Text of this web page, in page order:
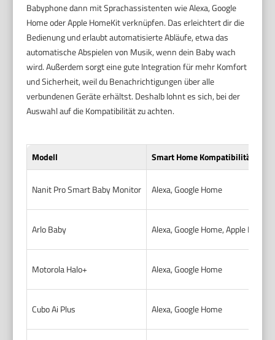
Babyphone dann mit Sprachassistenten wie Alexa, Google
Home oder Apple HomeKit verknüpfen. Das erleichtert dir die
Bedienung und erlaubt automatisierte Abläufe, etwa das
automatische Abspielen von Musik, wenn dein Baby wach
wird. Außerdem sorgt eine gute Integration für mehr Komfort
und Sicherheit, weil du Benachrichtigungen über alle
verbundenen Geräte erhältst. Deshalb lohnt es sich, bei der
Auswahl auf die Kompatibilität zu achten.
Modell Smart Home Kompatibilität
Nanit Pro Smart Baby Monitor Alexa, Google Home
Arlo Baby Alexa, Google Home, Apple
Motorola Halo+ Alexa, Google Home
Cubo Ai Plus Alexa, Google Home